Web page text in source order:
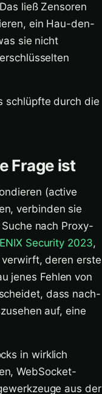
ließ Zensoren
ein Hau-den-
sie nicht
schlüpfte durch die
Frage ist
(active
verbinden sie
nach Proxy-
Security 2023,
deren erste
jenes Fehlen von
dass nach-
auf, eine
in wirklich
WebSocket-
aus der